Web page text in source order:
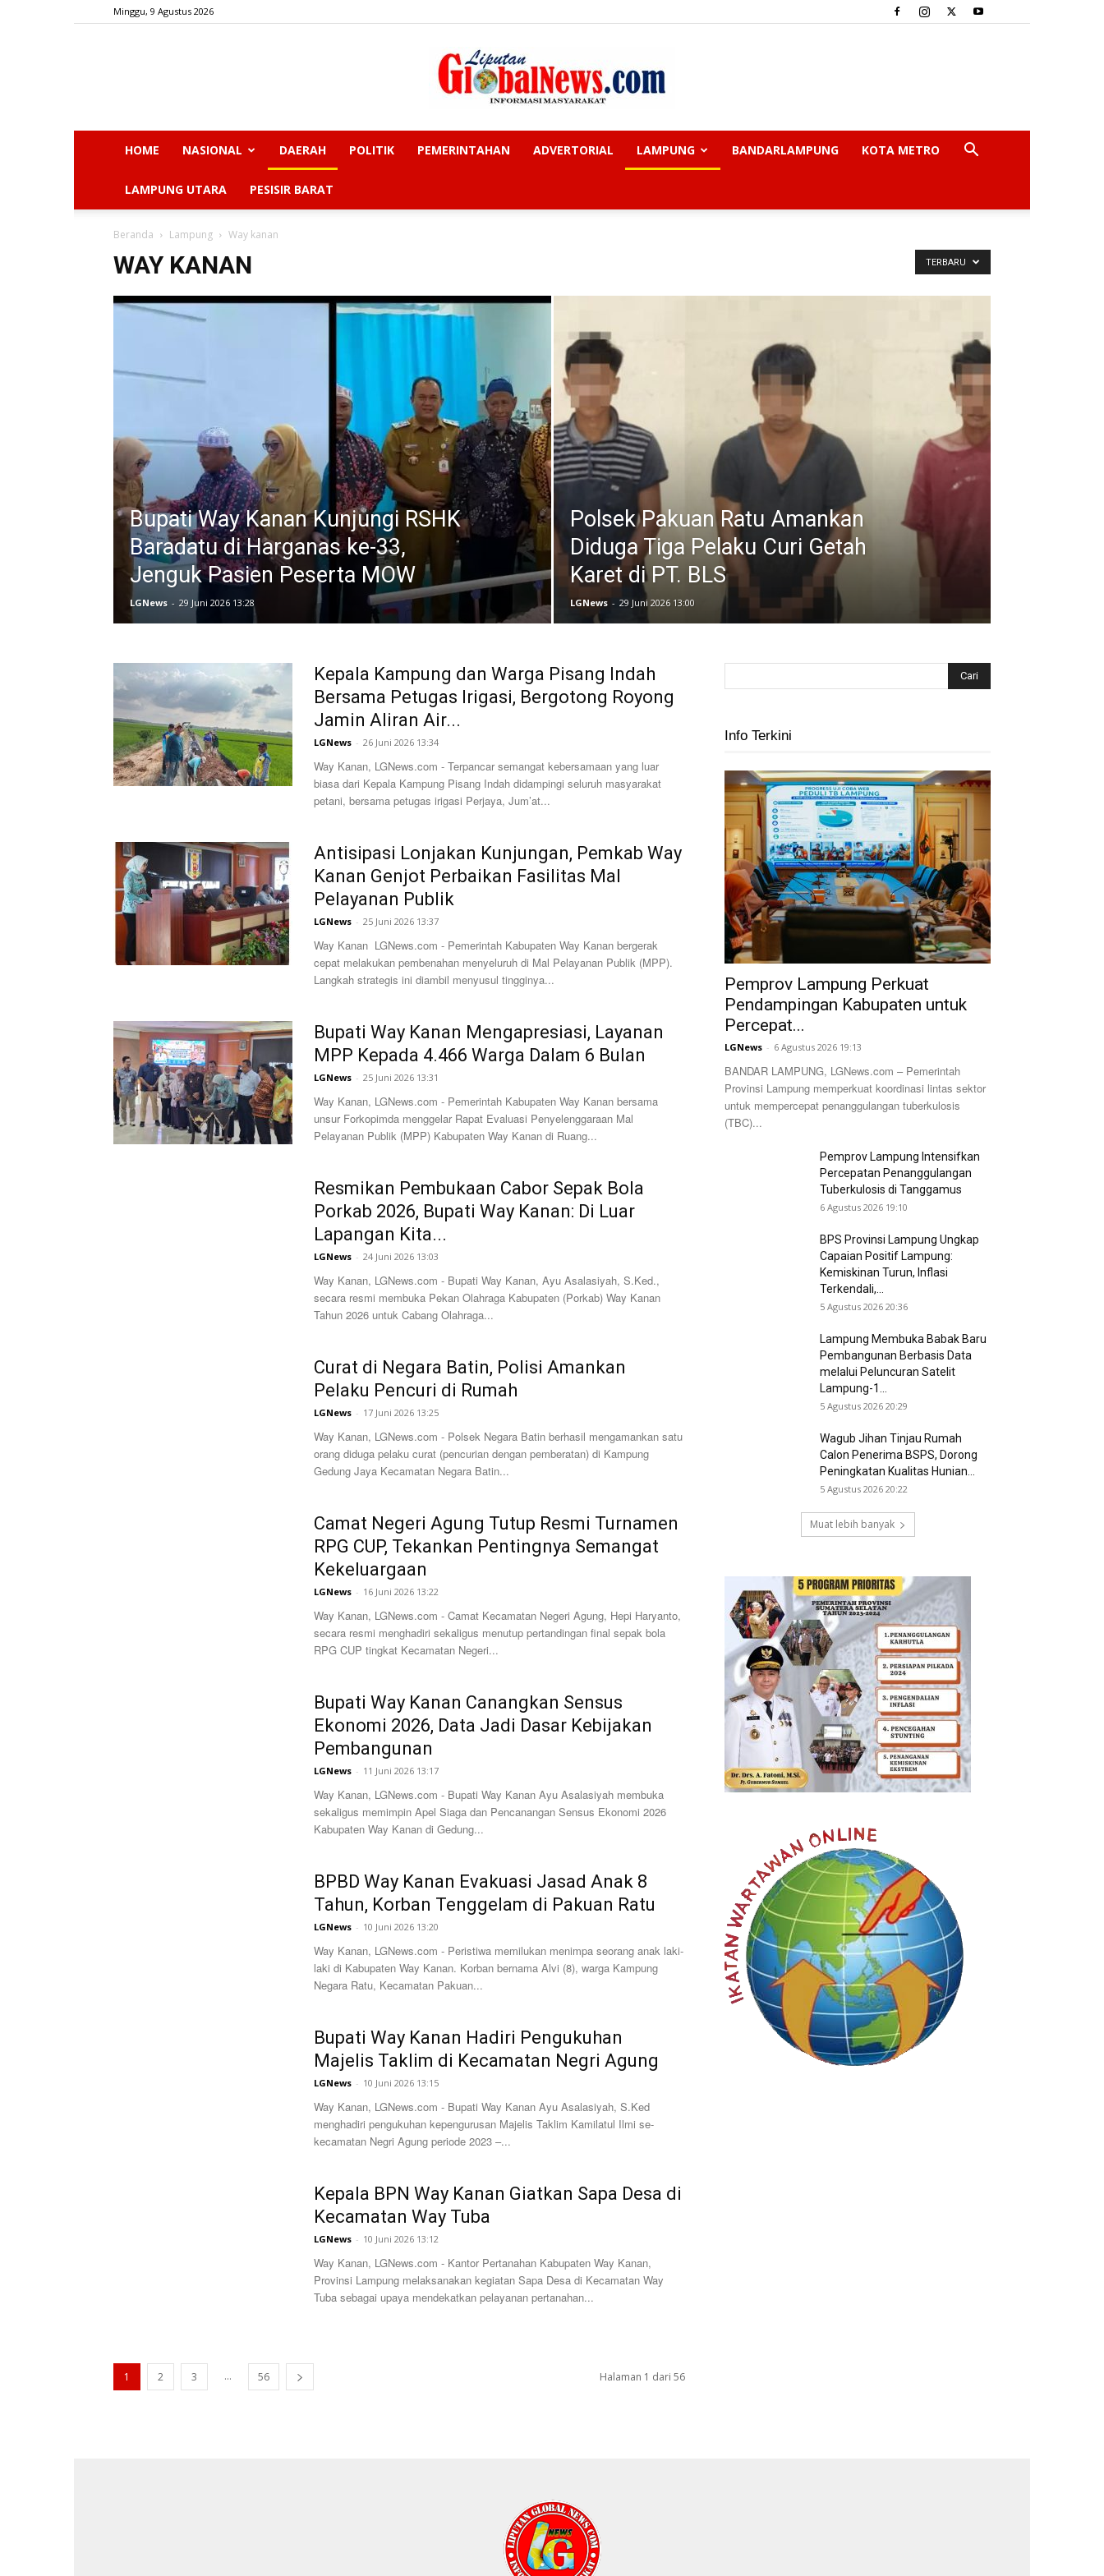
Minggu, 9 Agustus 2026
News
HOME NASIONAL DAERAH POLITIK PEMERINTAHAN ADVERTORIAL LAMPUNG BANDARLAMPUNG KOTA METRO
LAMPUNG UTARA PESISIR BARAT
Beranda Lampung Way kanan
WAY KANAN TERBARU
Bupati Way Kanan Kunjungi RSHK
Baradatu di Harganas ke-33,
Jenguk Pasien Peserta MOW
LGNews - 29 Juni 2026 13:28
Polsek Pakuan Ratu Amankan
Diduga Tiga Pelaku Curi Getah
Karet di PT. BLS
LGNews - 29 Juni 2026 13:00
Kepala Kampung dan Warga Pisang Indah
Bersama Petugas Irigasi, Bergotong Royong
Jamin Aliran Air...
LGNews - 26 Juni 2026 13:34
Way Kanan, LGNews.com - Terpancar semangat kebersamaan yang luar
biasa dari Kepala Kampung Pisang Indah didampingi seluruh masyarakat
petani, bersama petugas irigasi Perjaya, Jum’at...
Antisipasi Lonjakan Kunjungan, Pemkab Way
Kanan Genjot Perbaikan Fasilitas Mal
Pelayanan Publik
LGNews - 25 Juni 2026 13:37
Way Kanan LGNews.com - Pemerintah Kabupaten Way Kanan bergerak
cepat melakukan pembenahan menyeluruh di Mal Pelayanan Publik (MPP).
Langkah strategis ini diambil menyusul tingginya...
Bupati Way Kanan Mengapresiasi, Layanan
MPP Kepada 4.466 Warga Dalam 6 Bulan
LGNews - 25 Juni 2026 13:31
Way Kanan, LGNews.com - Pemerintah Kabupaten Way Kanan bersama
unsur Forkopimda menggelar Rapat Evaluasi Penyelenggaraan Mal
Pelayanan Publik (MPP) Kabupaten Way Kanan di Ruang...
Resmikan Pembukaan Cabor Sepak Bola
Porkab 2026, Bupati Way Kanan: Di Luar
Lapangan Kita...
LGNews - 24 Juni 2026 13:03
Way Kanan, LGNews.com - Bupati Way Kanan, Ayu Asalasiyah, S.Ked.,
secara resmi membuka Pekan Olahraga Kabupaten (Porkab) Way Kanan
Tahun 2026 untuk Cabang Olahraga...
Curat di Negara Batin, Polisi Amankan
Pelaku Pencuri di Rumah
LGNews - 17 Juni 2026 13:25
Way Kanan, LGNews.com - Polsek Negara Batin berhasil mengamankan satu
orang diduga pelaku curat (pencurian dengan pemberatan) di Kampung
Gedung Jaya Kecamatan Negara Batin...
Camat Negeri Agung Tutup Resmi Turnamen
RPG CUP, Tekankan Pentingnya Semangat
Kekeluargaan
LGNews - 16 Juni 2026 13:22
Way Kanan, LGNews.com - Camat Kecamatan Negeri Agung, Hepi Haryanto,
secara resmi menghadiri sekaligus menutup pertandingan final sepak bola
RPG CUP tingkat Kecamatan Negeri...
Bupati Way Kanan Canangkan Sensus
Ekonomi 2026, Data Jadi Dasar Kebijakan
Pembangunan
LGNews - 11 Juni 2026 13:17
Way Kanan, LGNews.com - Bupati Way Kanan Ayu Asalasiyah membuka
sekaligus memimpin Apel Siaga dan Pencanangan Sensus Ekonomi 2026
Kabupaten Way Kanan di Gedung...
BPBD Way Kanan Evakuasi Jasad Anak 8
Tahun, Korban Tenggelam di Pakuan Ratu
LGNews - 10 Juni 2026 13:20
Way Kanan, LGNews.com - Peristiwa memilukan menimpa seorang anak laki-
laki di Kabupaten Way Kanan. Korban bernama Alvi (8), warga Kampung
Negara Ratu, Kecamatan Pakuan...
Bupati Way Kanan Hadiri Pengukuhan
Majelis Taklim di Kecamatan Negri Agung
LGNews - 10 Juni 2026 13:15
Way Kanan, LGNews.com - Bupati Way Kanan Ayu Asalasiyah, S.Ked
menghadiri pengukuhan kepengurusan Majelis Taklim Kamilatul Ilmi se-
kecamatan Negri Agung periode 2023 –...
Kepala BPN Way Kanan Giatkan Sapa Desa di
Kecamatan Way Tuba
LGNews - 10 Juni 2026 13:12
Way Kanan, LGNews.com - Kantor Pertanahan Kabupaten Way Kanan,
Provinsi Lampung melaksanakan kegiatan Sapa Desa di Kecamatan Way
Tuba sebagai upaya mendekatkan pelayanan pertanahan...
1 2 3 ... 56 Halaman 1 dari 56
Info Terkini
Pemprov Lampung Perkuat
Pendampingan Kabupaten untuk
Percepat...
LGNews - 6 Agustus 2026 19:13
BANDAR LAMPUNG, LGNews.com – Pemerintah
Provinsi Lampung memperkuat koordinasi lintas sektor
untuk mempercepat penanggulangan tuberkulosis
(TBC)...
Pemprov Lampung Intensifkan
Percepatan Penanggulangan
Tuberkulosis di Tanggamus
6 Agustus 2026 19:10
BPS Provinsi Lampung Ungkap
Capaian Positif Lampung:
Kemiskinan Turun, Inflasi
Terkendali,...
5 Agustus 2026 20:36
Lampung Membuka Babak Baru
Pembangunan Berbasis Data
melalui Peluncuran Satelit
Lampung-1...
5 Agustus 2026 20:29
Wagub Jihan Tinjau Rumah
Calon Penerima BSPS, Dorong
Peningkatan Kualitas Hunian...
5 Agustus 2026 20:22
Muat lebih banyak